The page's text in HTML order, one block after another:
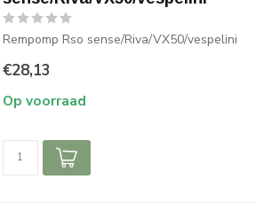
Rempomp Rso sense/Riva/VX50/vespelini
€28,13
Op voorraad